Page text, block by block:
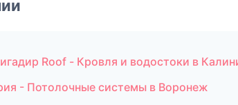
Roof - Кровля и водостоки в
- Потолочные системы в Воронеж